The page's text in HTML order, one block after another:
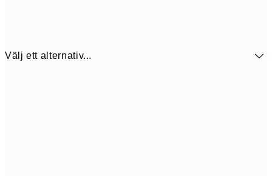
Välj ett alternativ...